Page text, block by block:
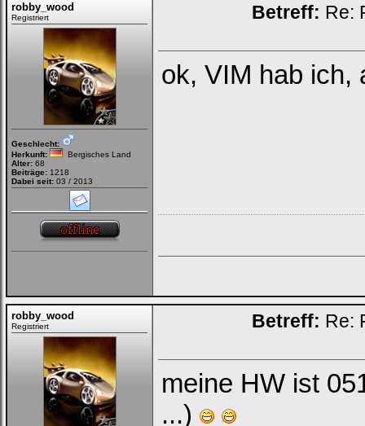
robby_wood
Registriert
Geschlecht:
Herkunft:
Bergisches Land
Alter: 68
Beiträge: 1218
Dabei seit: 03 / 2013
Betreff: Re:
ok, VIM hab ich,
robby_wood
Registriert Betreff: Re:
meine HW ist
...)